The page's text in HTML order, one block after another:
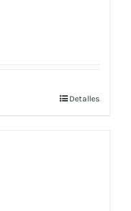
Detalles